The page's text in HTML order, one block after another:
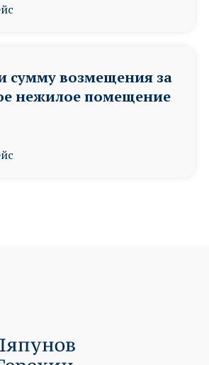
сумму возмещения за
нежилое помещение